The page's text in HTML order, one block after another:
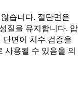
습니다. 절단면은
질을 유지합니다. 압
단면이 치수 검증을
사용될 수 있음을 의